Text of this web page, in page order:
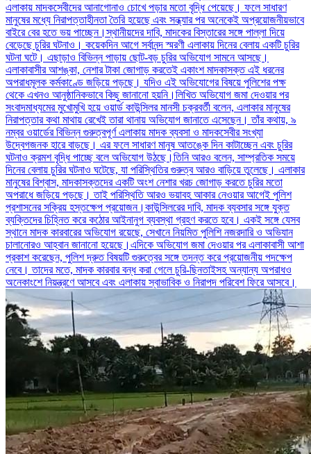
এলাকায় মাদকসেবীদের আনাগোনাও চোখে পড়ার মতো বৃদ্ধি পেয়েছে। ফলে সাধারণ
মানুষের মধ্যে নিরাপত্তাহীনতা তৈরি হয়েছে এবং সন্ধ্যার পর অনেকেই অপ্রয়োজনীয়ভাবে
বাইরে বের হতে ভয় পাচ্ছেন।স্থানীয়দের দাবি, মাদকের বিস্তারের সঙ্গে পাল্লা দিয়ে
বেড়েছে চুরির ঘটনাও। কয়েকদিন আগে সর্বানন্দ স্মরণী এলাকায় দিনের বেলায় একটি চুরির
ঘটনা ঘটে। এছাড়াও বিভিন্ন পাড়ায় ছোট-বড় চুরির অভিযোগ সামনে আসছে।
এলাকাবাসীর আশঙ্কা, নেশার টাকা জোগাড় করতেই একাংশ মাদকাসক্ত এই ধরনের
অপরাধমূলক কর্মকাণ্ডে জড়িয়ে পড়ছে। যদিও এই অভিযোগের বিষয়ে পুলিশের পক্ষ
থেকে এখনও আনুষ্ঠানিকভাবে কিছু জানানো হয়নি।লিখিত অভিযোগ জমা দেওয়ার পর
সংবাদমাধ্যমের মুখোমুখি হয়ে ওয়ার্ড কাউন্সিলর মানসী চক্রবর্তী বলেন, এলাকার মানুষের
নিরাপত্তার কথা মাথায় রেখেই তারা থানায় অভিযোগ জানাতে এসেছেন। তাঁর কথায়, ৯
নম্বর ওয়ার্ডের বিভিন্ন গুরুত্বপূর্ণ এলাকায় মাদক ব্যবসা ও মাদকসেবীর সংখ্যা
উদ্বেগজনক হারে বাড়ছে। এর ফলে সাধারণ মানুষ আতঙ্কে দিন কাটাচ্ছেন এবং চুরির
ঘটনাও ক্রমশ বৃদ্ধি পাচ্ছে বলে অভিযোগ উঠছে।তিনি আরও বলেন, সাম্প্রতিক সময়ে
দিনের বেলায় চুরির ঘটনাও ঘটেছে, যা পরিস্থিতির গুরুত্ব আরও বাড়িয়ে তুলেছে। এলাকার
মানুষের বিশ্বাস, মাদকাসক্তদের একটি অংশ নেশার খরচ জোগাড় করতে চুরির মতো
অপরাধে জড়িয়ে পড়ছে। তাই পরিস্থিতি আরও ভয়াবহ আকার নেওয়ার আগেই পুলিশ
প্রশাসনের সক্রিয় হস্তক্ষেপ প্রয়োজন।কাউন্সিলরের দাবি, মাদক ব্যবসার সঙ্গে যুক্ত
ব্যক্তিদের চিহ্নিত করে কঠোর আইনানুগ ব্যবস্থা গ্রহণ করতে হবে। একই সঙ্গে যেসব
স্থানে মাদক কারবারের অভিযোগ রয়েছে, সেখানে নিয়মিত পুলিশি নজরদারি ও অভিযান
চালানোরও আহ্বান জানানো হয়েছে।এদিকে অভিযোগ জমা দেওয়ার পর এলাকাবাসী আশা
প্রকাশ করেছেন, পুলিশ দ্রুত বিষয়টি গুরুত্বের সঙ্গে তদন্ত করে প্রয়োজনীয় পদক্ষেপ
নেবে। তাদের মতে, মাদক কারবার বন্ধ করা গেলে চুরি-ছিনতাইসহ অন্যান্য অপরাধও
অনেকাংশে নিয়ন্ত্রণে আসবে এবং এলাকায় স্বাভাবিক ও নিরাপদ পরিবেশ ফিরে আসবে।